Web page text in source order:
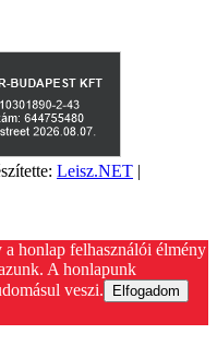
Leisz.NET |
honlap felhasználói élmény
A honlapunk
veszi.
Elfogadom